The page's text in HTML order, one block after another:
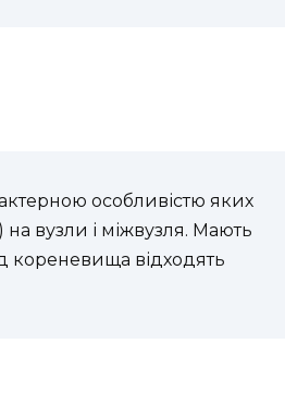
особливістю яких
на вузли і міжвузля. Мають
кореневища відходять